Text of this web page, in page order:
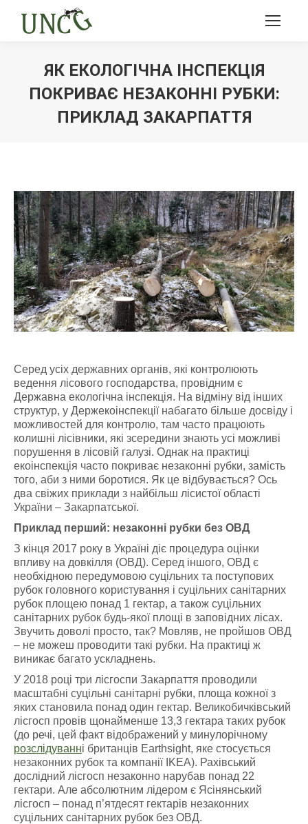
ЯК ЕКОЛОГІЧНА ІНСПЕКЦІЯ
ПОКРИВАЄ НЕЗАКОННІ РУБКИ:
ПРИКЛАД ЗАКАРПАТТЯ
Серед усіх державних органів, які контролюють
ведення лісового господарства, провідним є
Державна екологічна інспекція. На відміну від інших
структур, у Держекоінспекції набагато більше досвіду і
можливостей для контролю, там часто працюють
колишні лісівники, які зсередини знають усі можливі
порушення в лісовій галузі. Однак на практиці
екоінспекція часто покриває незаконні рубки, замість
того, аби з ними боротися. Як це відбувається? Ось
два свіжих приклади з найбільш лісистої області
України – Закарпатської.
Приклад перший: незаконні рубки без ОВД
З кінця 2017 року в Україні діє процедура оцінки
впливу на довкілля (ОВД). Серед іншого, ОВД є
необхідною передумовою суцільних та поступових
рубок головного користування і суцільних санітарних
рубок площею понад 1 гектар, а також суцільних
санітарних рубок будь-якої площі в заповідних лісах.
Звучить доволі просто, так? Мовляв, не пройшов ОВД
– не можеш проводити такі рубки. На практиці ж
виникає багато ускладнень.
У 2018 році три лісгоспи Закарпаття проводили
масштабні суцільні санітарні рубки, площа кожної з
яких становила понад один гектар. Великобичківський
лісгосп провів щонайменше 13,3 гектара таких рубок
(до речі, цей факт відображений у минулорічному
розслідуванні британців Earthsight, яке стосується
незаконних рубок та компанії IKEA). Рахівський
дослідний лісгосп незаконно нарубав понад 22
гектари. Але абсолютним лідером є Ясінянський
лісгосп – понад п’ятдесят гектарів незаконних
суцільних санітарних рубок без ОВД.